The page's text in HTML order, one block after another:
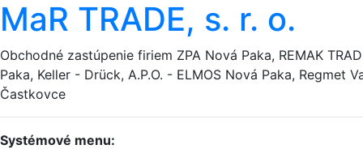
MaR TRADE, s. r. o.
Obchodné zastúpenie firiem ZPA Nová Paka, REMAK
Paka, Keller - Drück, A.P.O. - ELMOS Nová Paka, Regmet
Častkovce
Systémové menu: